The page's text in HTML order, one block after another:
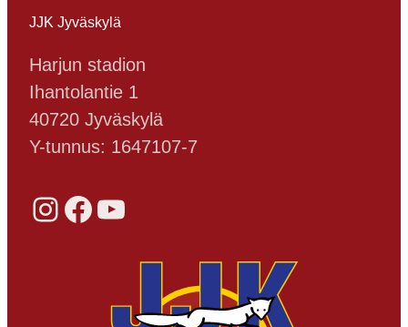
JJK Jyväskylä
Harjun stadion
Ihantolantie 1
40720 Jyväskylä
Y-tunnus: 1647107-7
Instagram Facebook YouTube